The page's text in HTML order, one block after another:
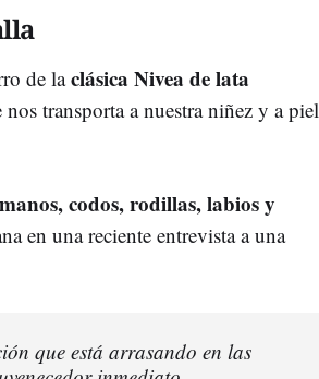
de laclásica Nivea de lata
transporta a nuestra niñez y a piel
codos, rodillas, labios y
en una reciente entrevista a una
que está arrasando en las